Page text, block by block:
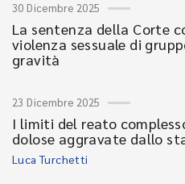
30 Dicembre 2025
La sentenza della Corte
violenza sessuale di
gravità
23 Dicembre 2025
I limiti del reato
dolose aggravate dallo
Luca Turchetti